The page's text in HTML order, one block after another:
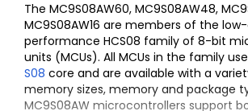
The MC9S08AW60, MC9S08AW48,
MC9S08AW16 are members of the
performance HCS08 family of 8-bit
units (MCUs). All MCUs in the family
S08 core and are available with a
memory sizes, memory and package
MC9S08AW microcontrollers support